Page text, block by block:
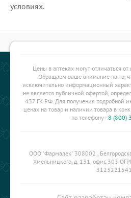
условиях.
Цены в аптеках могут отличаться
Обращаем ваше внимание на то,
исключительно информационный
не является публичной офертой,
437 ГК РФ. Для получения подробной
ценах на товар и наличии товара в
по телефону -8 (800)
ООО "Фармалек" 308002 ,
Хмельницкого, д. 131, офис 303
3123221541